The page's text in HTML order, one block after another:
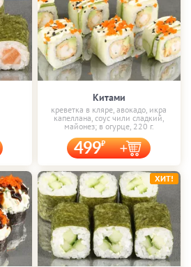
Китами
креветка в кляре, авокадо, икра
капеллана, соус чили сладкий,
майонез; в огурце, 220 г.
499
ХИТ!